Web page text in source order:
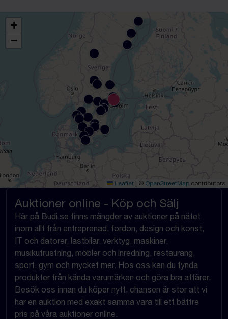
+
−
Leaflet © OpenStreetMap contributors
Auktioner online - Köp och Sälj
Här på Budi.se finns mängder av auktioner på nätet
inom allt från entreprenad, fordon, design och konst,
IT och datorer, lastbilar, verktyg, maskiner,
musikutrustning, möbler och inredning, restaurang,
sport, gym och mycket mer. Hos oss kan du fynda
produkter från kända varumärken och göra bra affärer.
Besök oss innan du köper nytt, chansen är stor att vi
har en auktion med exakt samma vara till ett bättre
pris på våra auktioner online.